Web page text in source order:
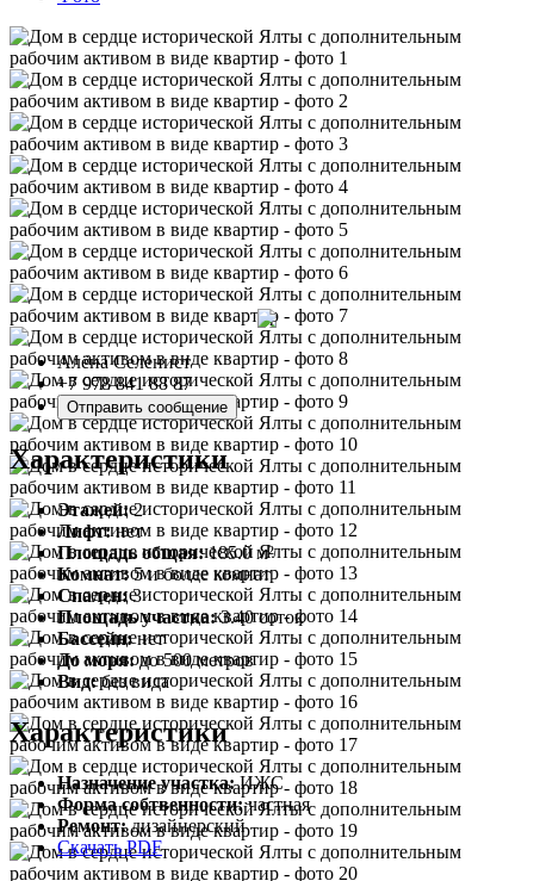
Алёна Селенист
+7 978 841 88 87
Отправить сообщение
Характеристики
Этажей: 2
Лифт: нет
Площадь общая: 185.0 м²
Комнат: 5 и более комнат
Спален: 3
Площадь участка: 3.40 соток
Бассейн: нет
До моря: до 500 метров
Вид: без вида
Характеристики
Назначение участка: ИЖС
Форма собтвенности: частная
Ремонт: дизайнерский
Скачать PDF